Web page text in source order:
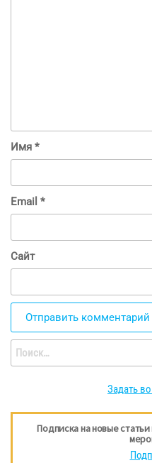
Имя *
Email *
Сайт
Найти:
Задать
Подписка на новые